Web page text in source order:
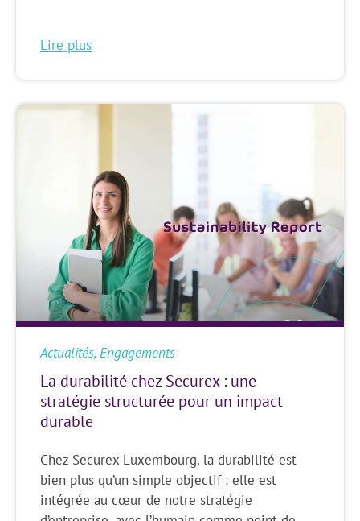
Lire plus
Actualités,Engagements
La durabilité chez Securex : une
stratégie structurée pour un impact
durable
Chez Securex Luxembourg, la durabilité est
bien plus qu’un simple objectif : elle est
intégrée au cœur de notre stratégie